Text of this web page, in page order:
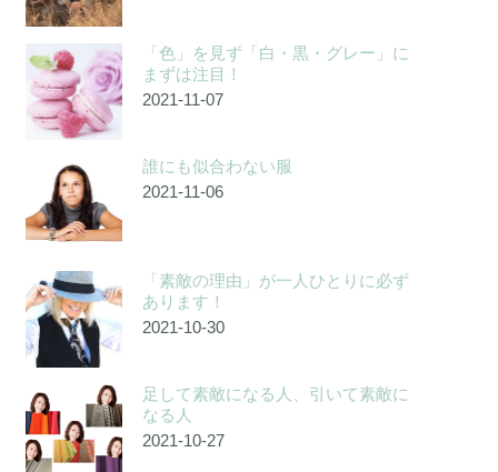
「色」を見ず「白・黒・グレー」に
まずは注目！
2021-11-07
誰にも似合わない服
2021-11-06
「素敵の理由」が一人ひとりに必ず
あります！
2021-10-30
足して素敵になる人、引いて素敵に
なる人
2021-10-27